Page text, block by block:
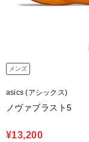
メンズ
asics (アシックス)
ノヴァブラスト5
¥13,200